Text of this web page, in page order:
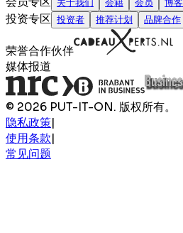
关于我们 会籍 会员 博客
投资专区 投资者 推荐计划 品牌合作
荣誉合作伙伴
媒体报道
© 2026 PUT-IT-ON. 版权所有。
隐私政策|
使用条款|
常见问题